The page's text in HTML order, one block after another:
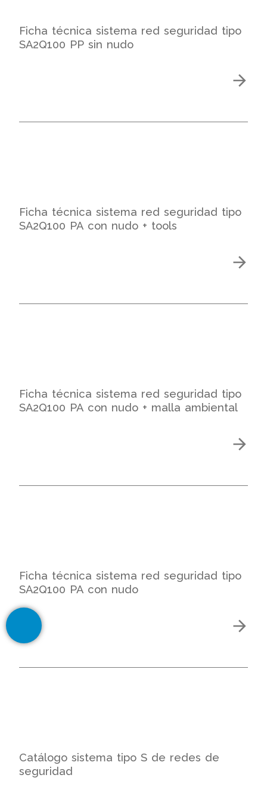
Ficha técnica sistema red seguridad tipo
SA2Q100 PP sin nudo
Ficha técnica sistema red seguridad tipo
SA2Q100 PA con nudo + tools
Ficha técnica sistema red seguridad tipo
SA2Q100 PA con nudo + malla ambiental
Ficha técnica sistema red seguridad tipo
SA2Q100 PA con nudo
Catálogo sistema tipo S de redes de
seguridad